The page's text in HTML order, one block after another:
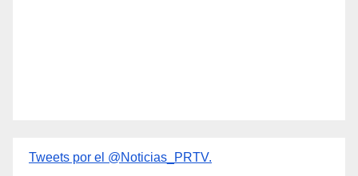
Tweets por el @Noticias_PRTV.